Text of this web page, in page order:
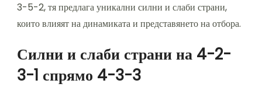
3-5-2, тя предлага уникални силни и слаби страни,
които влияят на динамиката и представянето на отбора.
Силни и слаби страни на 4-2-
3-1 спрямо 4-3-3